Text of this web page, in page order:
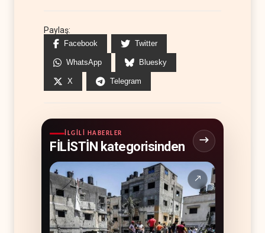
Paylaş:
Facebook Twitter
WhatsApp Bluesky
X Telegram
İLGILI HABERLER
FİLİSTİN kategorisinden
↗